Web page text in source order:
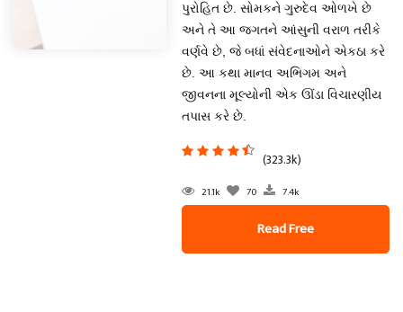
પુરોહિત છે. સોમકને ગુરુદેવ ઓળખે છે
અને તે આ જગતને આંસુની વરાળ તરીકે
વર્ણવે છે, જે બધાં સંવેદનાઓને એકઠા કરે
છે. આ કથા માનવ અભિગમ અને
જીવનના મૂલ્યોની એક ઊંડા વિચારણીય
તપાસ કરે છે.
(323.3k)
21.1k 70 7.4k
Read Free